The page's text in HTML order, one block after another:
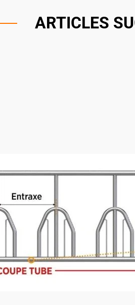
ARTICLES